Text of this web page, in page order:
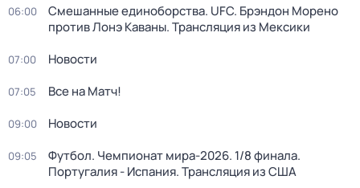
06:00
Смешанные единоборства. UFC. Брэндон Морено
против Лонэ Каваны. Трансляция из Мексики
07:00 Новости
07:05 Все на Матч!
09:00 Новости
09:05
Футбол. Чемпионат мира-2026. 1/8 финала.
Португалия - Испания. Трансляция из США